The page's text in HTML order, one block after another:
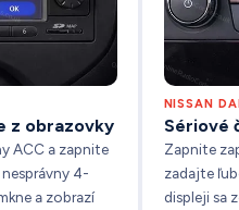
z obrazovky
ACC a zapnite
4-
a zobrazí
NISSAN
Sériové
Zapnite
zadajte
displeji sa